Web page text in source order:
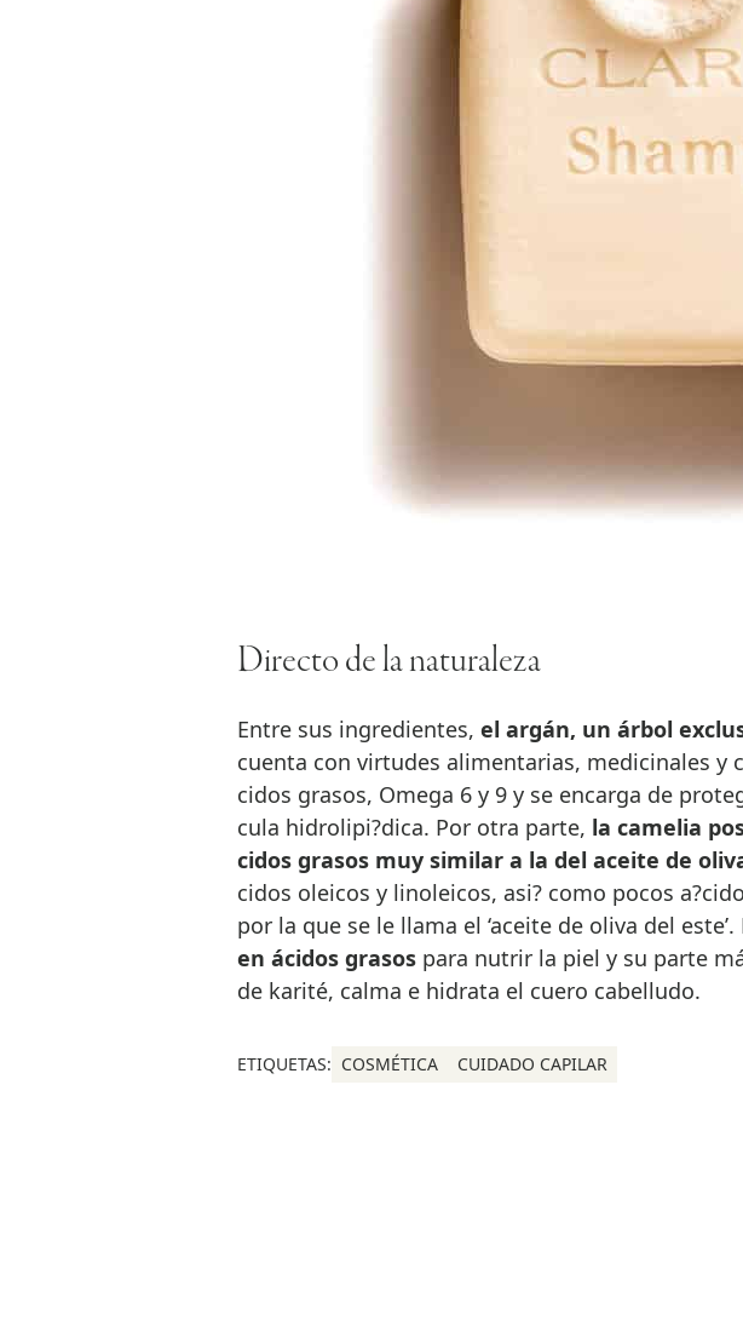
Directo de la naturaleza
Entre sus ingredientes, el argán, un árbol
cuenta con virtudes alimentarias, medicinales y
cidos grasos, Omega 6 y 9 y se encarga de
cula hidrolipi?dica. Por otra parte, la camelia
cidos grasos muy similar a la del aceite de
cidos oleicos y linoleicos, asi? como pocos
por la que se le llama el ‘aceite de oliva del
en ácidos grasospara nutrir la piel y su parte
de karité, calma e hidrata el cuero cabelludo.
ETIQUETAS: COSMÉTICA CUIDADO CAPILAR